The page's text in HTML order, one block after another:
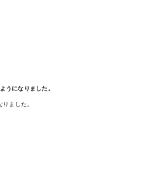
うになりました。
ました。